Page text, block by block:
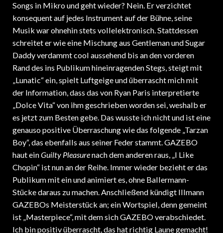
Songs in Mikro und geht wieder? Nein. Er verzichtet
konsequent auf jedes Instrument auf der Bühne, seine
Musik war ohnehin stets vollelektronisch. Stattdessen
schreitet er wie eine Mischung aus Gentleman und Sugar
Daddy verdammt cool aussehend bis an den vorderen
Rand des ins Publikum hineinragenden Stegs, steigt mit
„Lunatic“ ein, spielt Luftgeige und überrascht mich mit
der Information, dass das von Ryan Paris interpretierte
„Dolce Vita“ von ihm geschrieben worden sei, weshalb er
es jetzt zum Besten gebe. Das wusste ich nicht und ist eine
genauso positive Überraschung wie das folgende „Tarzan
Boy“, das ebenfalls aus seiner Feder stammt. GAZEBO
haut ein Guilty Pleasurenach dem anderen raus, „I Like
Chopin“ ist nun an der Reihe. Immer wieder bezieht er das
Publikum mit ein und animiert es, ohne Ballermann-
Stücke daraus zu machen. Anschließend kündigt Illmann
GAZEBOs Meisterstück an; ein Wortspiel, denn gemeint
ist „Masterpiece“, mit dem sich GAZEBO verabschiedet.
Ich bin positiv überrascht, das hat richtig Laune gemacht!